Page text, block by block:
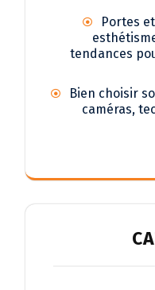
Portes
tendances
Bien choisir
caméras,